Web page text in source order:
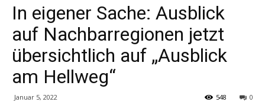
In eigener Sache: Ausblick
auf Nachbarregionen jetzt
übersichtlich auf „Ausblick
am Hellweg“
Januar 5, 2022 0
548